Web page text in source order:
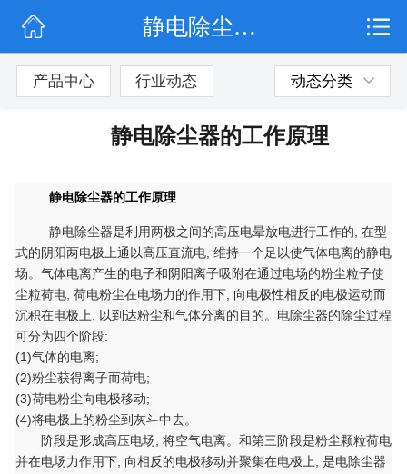
公司简介
静电除尘器的工作原理
产品中心 行业动态 动态分类
静电除尘器的工作原理
静电除尘器的工作原理
静电除尘器是利用两极之间的高压电晕放电进行工作的, 在型
式的阴阳两电极上通以高压直流电, 维持一个足以使气体电离的静电
场。气体电离产生的电子和阴阳离子吸附在通过电场的粉尘粒子使
尘粒荷电, 荷电粉尘在电场力的作用下, 向电极性相反的电极运动而
沉积在电极上, 以到达粉尘和气体分离的目的。电除尘器的除尘过程
可分为四个阶段:
(1)气体的电离;
(2)粉尘获得离子而荷电;
(3)荷电粉尘向电极移动;
(4)将电极上的粉尘到灰斗中去。
阶段是形成高压电场, 将空气电离。和第三阶段是粉尘颗粒荷电
并在电场力作用下, 向相反的电极移动并聚集在电极上, 是电除尘器